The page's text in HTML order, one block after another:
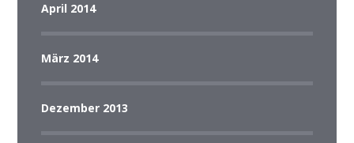
April 2014
März 2014
Dezember 2013